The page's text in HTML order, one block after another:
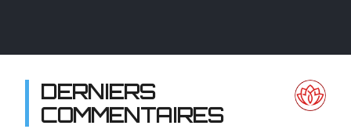
DERNIERS
COMMENTAIRES